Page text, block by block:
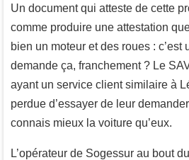
Un document qui atteste de cette
comme produire une attestation
bien un moteur et des roues : c’est
demande ça, franchement ? Le
ayant un service client similaire à
perdue d’essayer de leur
connais mieux la voiture qu’eux.
L’opérateur de Sogessur au bout